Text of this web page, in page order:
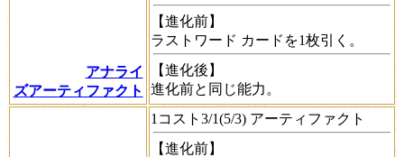
アナライ
ズアーティファクト
【進化前】
ラストワード カードを1枚引く。
【進化後】
進化前と同じ能力。
1コスト3/1(5/3) アーティファクト
【進化前】